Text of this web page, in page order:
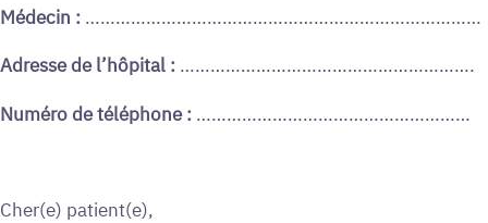
Médecin : ……………………………………………………………………
Adresse de l’hôpital : ………………………………………………….
Numéro de téléphone : ………………………………………………
Cher(e) patient(e),